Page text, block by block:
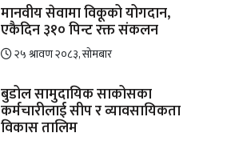
मानवीय सेवामा विकूको योगदान,
एकैदिन ३१० पिन्ट रक्त संकलन
२५ श्रावण २०८३, सोमबार
बुडोल सामुदायिक साकोसका
कर्मचारीलाई सीप र व्यावसायिकता
विकास तालिम